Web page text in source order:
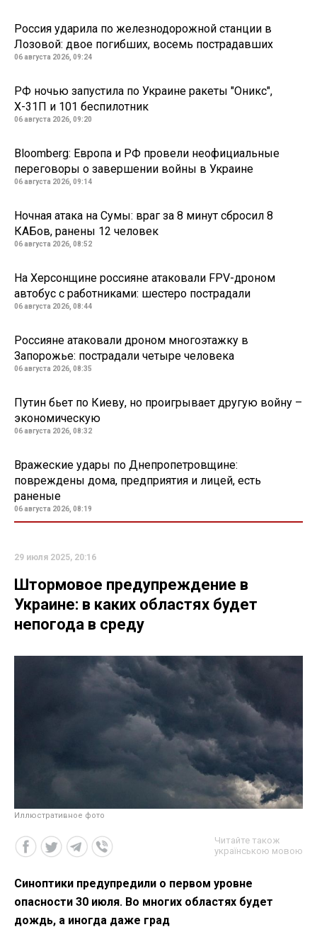
Россия ударила по железнодорожной станции в
Лозовой: двое погибших, восемь пострадавших
06 августа 2026, 09:24
РФ ночью запустила по Украине ракеты "Оникс",
Х-31П и 101 беспилотник
06 августа 2026, 09:20
Bloomberg: Европа и РФ провели неофициальные
переговоры о завершении войны в Украине
06 августа 2026, 09:14
Ночная атака на Сумы: враг за 8 минут сбросил 8
КАБов, ранены 12 человек
06 августа 2026, 08:52
На Херсонщине россияне атаковали FPV-дроном
автобус с работниками: шестеро пострадали
06 августа 2026, 08:44
Россияне атаковали дроном многоэтажку в
Запорожье: пострадали четыре человека
06 августа 2026, 08:35
Путин бьет по Киеву, но проигрывает другую войну –
экономическую
06 августа 2026, 08:32
Вражеские удары по Днепропетровщине:
повреждены дома, предприятия и лицей, есть
раненые
06 августа 2026, 08:19
29 июля 2025, 20:16
Штормовое предупреждение в
Украине: в каких областях будет
непогода в среду
Иллюстративное фото
Читайте також
українською мовою
Синоптики предупредили о первом уровне
опасности 30 июля. Во многих областях будет
дождь, а иногда даже град